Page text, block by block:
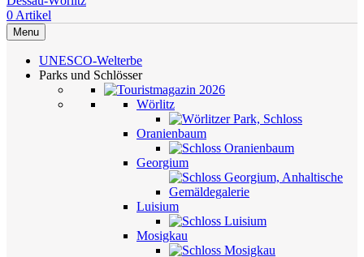
0 Artikel
Menu
UNESCO-Welterbe
Parks und Schlösser
Wörlitz
Oranienbaum
Georgium
Luisium
Mosigkau